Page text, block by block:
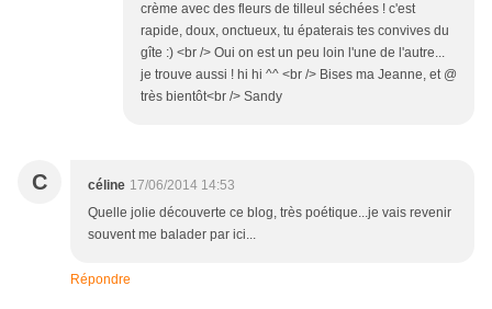
crème avec des fleurs de tilleul séchées ! c'est
rapide, doux, onctueux, tu épaterais tes convives du
gîte :) <br /> Oui on est un peu loin l'une de l'autre...
je trouve aussi ! hi hi ^^ <br /> Bises ma Jeanne, et @
très bientôt<br /> Sandy
C céline 17/06/2014 14:53
Quelle jolie découverte ce blog, très poétique...je vais revenir
souvent me balader par ici...
Répondre